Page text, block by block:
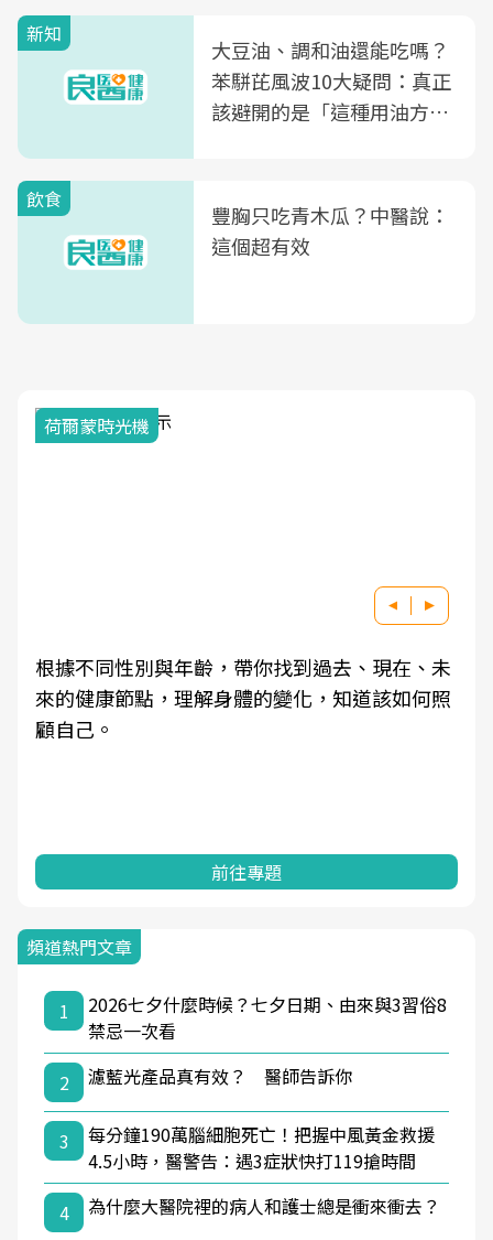
新知
大豆油、調和油還能吃嗎？
苯駢芘風波10大疑問：真正
該避開的是「這種用油方
飲食
豐胸只吃青木瓜？中醫說：
這個超有效
荷爾蒙時光機
根據不同性別與年齡，帶你找到過去、現在、未
來的健康節點，理解身體的變化，知道該如何照
顧自己。
前往專題
頻道熱門文章
1
2026七夕什麼時候？七夕日期、由來與3習俗8
禁忌一次看
2
濾藍光產品真有效？ 醫師告訴你
3
每分鐘190萬腦細胞死亡！把握中風黃金救援
4.5小時，醫警告：遇3症狀快打119搶時間
4
為什麼大醫院裡的病人和護士總是衝來衝去？